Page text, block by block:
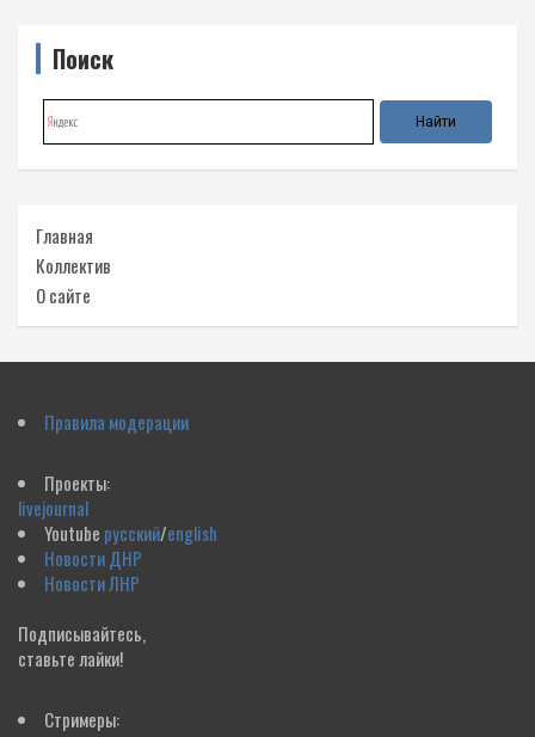
Поиск
Главная
Коллектив
О сайте
Правила модерации
Проекты:
livejournal
Youtube русский/english
Новости ДНР
Новости ЛНР
Подписывайтесь,
ставьте лайки!
Стримеры: